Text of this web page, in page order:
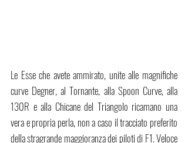
Le Esse che avete ammirato, unite alle magnifiche
curve Degner, al Tornante, alla Spoon Curve, alla
130R e alla Chicane del Triangolo ricamano una
vera e propria perla, non a caso il tracciato preferito
della stragrande maggioranza dei piloti di F1. Veloce